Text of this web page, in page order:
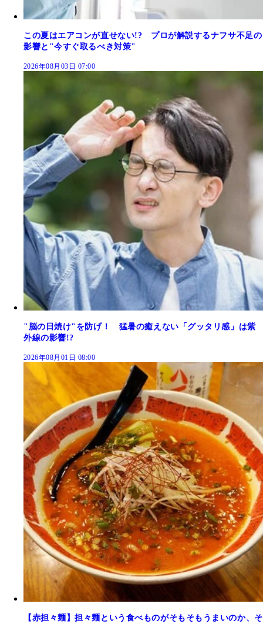
この夏はエアコンが直せない!? プロが解説するナフサ不足の
影響と"今すぐ取るべき対策"
2026年08月03日 07:00
"脳の日焼け"を防げ！ 猛暑の癒えない「グッタリ感」は紫
外線の影響!?
2026年08月01日 08:00
【赤担々麺】担々麺という食べものがそもそもうまいのか、そ